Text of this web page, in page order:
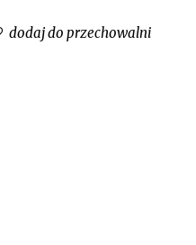
dodaj do przechowalni